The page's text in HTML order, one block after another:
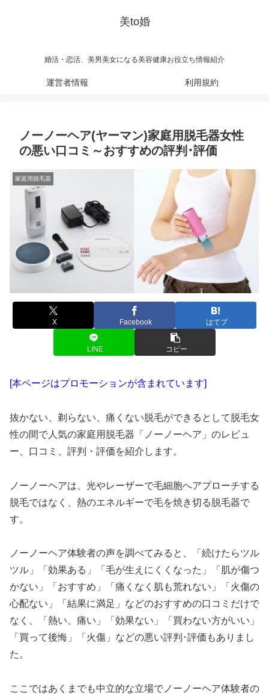
美to婚
婚活・恋活、美男美女になる美容健康お役立ち情報紹介
運営者情報 利用規約
ノーノーヘア(ヤーマン)家庭用脱毛器女性
の悪い口コミ～おすすめの評判･評価
家庭用脱毛器
X Facebook はてブ
LINE コピー
[本ページはプロモーションが含まれています]
抜かない、剃らない、痛くない脱毛ができるとして脱毛女
性の間で人気の家庭用脱毛器「ノーノーヘア」のレビュ
ー、口コミ、評判・評価を紹介します。
ノーノーヘアは、光やレーザーで毛細胞へアプローチする
脱毛ではなく、熱のエネルギーで毛を焼き切る脱毛器で
す。
ノーノーヘア体験者の声を調べてみると、「続けたらツル
ツル」「効果ある」「毛が生えにくくなった」「肌が傷つ
かない」「おすすめ」「痛くなく肌も荒れない」「火傷の
心配ない」「結果に満足」などのおすすめの口コミだけで
なく、「熱い、痛い」「効果ない」「買わない方がいい」
「買って後悔」「火傷」などの悪い評判･評価もありまし
た。
ここではあくまでも中立的な立場でノーノーヘア体験者の